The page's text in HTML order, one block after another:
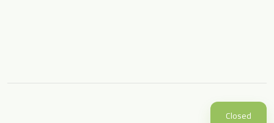
Closed